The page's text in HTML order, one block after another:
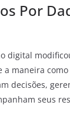
Por
digital
maneira como
decisões,
seus